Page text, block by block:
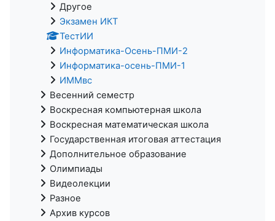
Другое
Экзамен ИКТ
ТестИИ
Информатика-Осень-ПМИ-2
Информатика-осень-ПМИ-1
ИММвс
Весенний семестр
Воскресная компьютерная школа
Воскресная математическая школа
Государственная итоговая аттестация
Дополнительное образование
Олимпиады
Видеолекции
Разное
Архив курсов